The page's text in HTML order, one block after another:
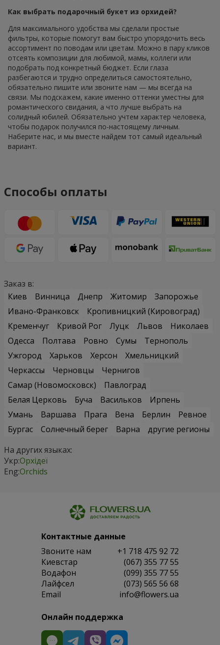
Как выбрать подарочный букет из орхидей?
Для максимального удобства мы сделали простые
фильтры, которые помогут вам быстро упорядочить весь
ассортимент по поводам или цветам. Можно в пару кликов
отсеять композиции для любимой, мамы, коллеги или
подобрать под конкретный бюджет. Если глаза
разбегаются и трудно определиться самостоятельно,
обязательно пишите или звоните нам — мы всегда на
связи. Мы подскажем, какие именно оттенки уместны для
романтического свидания, а что лучше выбрать на
солидный юбилей. Обязательно учтем характер человека,
чтобы подарок получился по-настоящему личным.
Наберите нас, и мы вместе найдем тот самый идеальный
вариант.
Способы оплаты
Заказ в:
Киев
Винница Днепр Житомир
Запорожье
Ивано-Франковск
Кропивницкий (Кировоград)
Кременчуг
Кривой Рог Луцк Львов
Николаев
Одесса
Полтава Ровно Сумы
Тернополь
Ужгород
Харьков Херсон
Хмельницкий
Черкассы
Черновцы
Чернигов
Самар (Новомосковск)
Павлоград
Белая Церковь
Буча Васильков
Ирпень
Умань
Варшава Прага Вена Берлин
Ревное
Бургас
Солнечный берег Варна
другие регионы
На других языках:
Укр:Орхідеї
Eng:Orchids
Контактные данные
Звоните нам
+1 718 475 92 72
Киевстар
(067) 355 77 55
Водафон
(099) 355 77 55
Лайфсел
(073) 565 56 68
Email
info@flowers.ua
Онлайн поддержка